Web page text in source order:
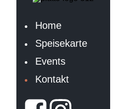
Home
Speisekarte
Events
Kontakt